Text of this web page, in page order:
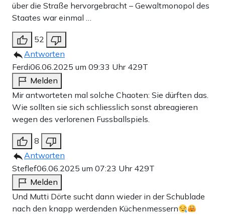
über die Straße hervorgebracht – Gewaltmonopol des
Staates war einmal …
52
Antworten
Ferdi06.06.2025 um 09:33 Uhr 429T
Melden
Mir antworteten mal solche Chaoten: Sie dürften das.
Wie sollten sie sich schliesslich sonst abreagieren
wegen des verlorenen Fussballspiels.
8
Antworten
Steflef06.06.2025 um 07:23 Uhr 429T
Melden
Und Mutti Dörte sucht dann wieder in der Schublade
nach den knapp werdenden Küchenmessern